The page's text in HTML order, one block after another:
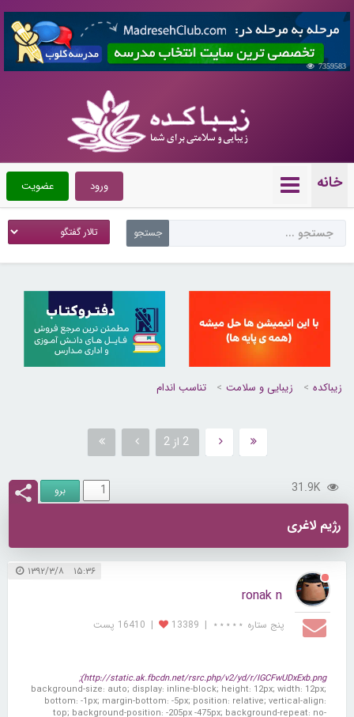
7359583
خانه عضویت ورود
زیباکده زیبایی و سلامت تناسب اندام
2 از 2
31.9K
رژیم لاغری
۱۵:۳۶ ۱۳۹۲/۳/۸
ronak n
پنج ستاره ⋆⋆⋆⋆⋆ |
13389
| 16410 پست
http://static.ak.fbcdn.net/rsrc.php/v2/yd/r/IGCFwUDxExb.png);
background-size: auto; display: inline-block; height: 12px; width: 12px;
bottom: -1px; margin-bottom: -5px; position: relative; vertical-align:
top; background-position: -205px -475px; background-repeat: no-